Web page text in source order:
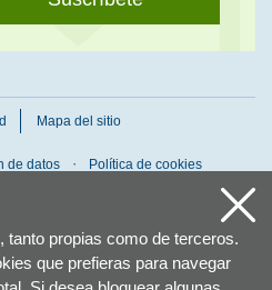
tanto propias como de terceros.
que prefieras para navegar
Mapa del sitio
de datos Política de cookies